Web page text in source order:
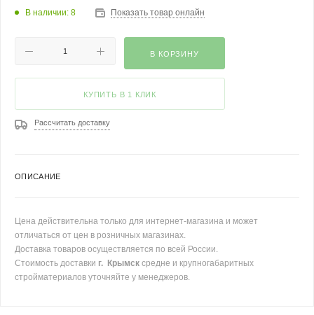
В наличии: 8 Показать товар онлайн
В КОРЗИНУ
КУПИТЬ В 1 КЛИК
Рассчитать доставку
ОПИСАНИЕ
Цена действительна только для интернет-магазина и может
отличаться от цен в розничных магазинах.
Доставка товаров осуществляется по всей России.
Стоимость доставки г. Крымск средне и крупногабаритных
стройматериалов уточняйте у менеджеров.